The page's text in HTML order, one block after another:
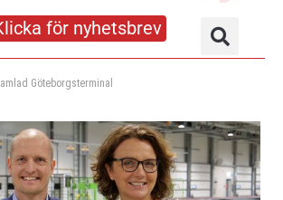
för nyhetsbrev
Göteborgsterminal